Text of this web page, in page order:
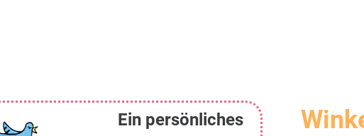
Ein persönliches